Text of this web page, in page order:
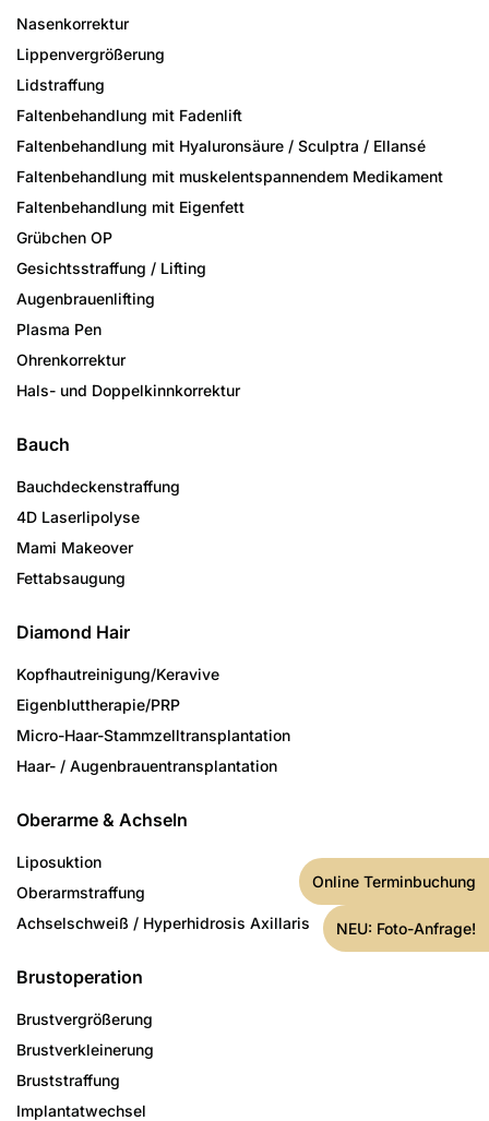
Nasenkorrektur
Lippenvergrößerung
Lidstraffung
Faltenbehandlung mit Fadenlift
Faltenbehandlung mit Hyaluronsäure / Sculptra / Ellansé
Faltenbehandlung mit muskelentspannendem Medikament
Faltenbehandlung mit Eigenfett
Grübchen OP
Gesichtsstraffung / Lifting
Augenbrauenlifting
Plasma Pen
Ohrenkorrektur
Hals- und Doppelkinnkorrektur
Bauch
Bauchdeckenstraffung
4D Laserlipolyse
Mami Makeover
Fettabsaugung
Diamond Hair
Kopfhautreinigung/­Keravive
Eigenbluttherapie/PRP
Micro-Haar-Stammzell­transplantation
Haar- / Augenbrauen­transplantation
Oberarme & Achseln
Liposuktion
Oberarmstraffung
Achselschweiß / Hyperhidrosis Axillaris
Brustoperation
Brustvergrößerung
Brustverkleinerung
Bruststraffung
Implantatwechsel
Online Terminbuchung
NEU: Foto-Anfrage!